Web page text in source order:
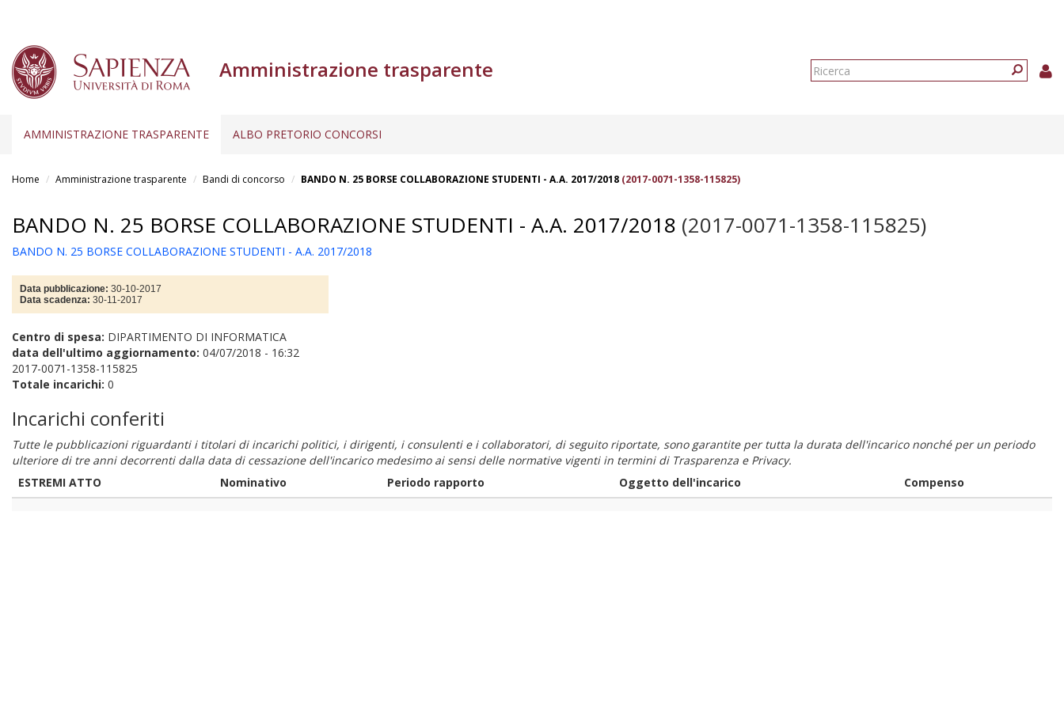
Amministrazione trasparente
Form
AMMINISTRAZIONE TRASPARENTE ALBO PRETORIO CONCORSI
Home Amministrazione trasparente Bandi di concorso BANDO N. 25 BORSE COLLABORAZIONE STUDENTI - A.A. 2017/2018 (2017-0071-1358-115825)
BANDO N. 25 BORSE COLLABORAZIONE STUDENTI - A.A. 2017/2018 (2017-0071-1358-115825)
BANDO N. 25 BORSE COLLABORAZIONE STUDENTI - A.A. 2017/2018
Data pubblicazione: 30-10-2017
Data scadenza: 30-11-2017
Centro di spesa: DIPARTIMENTO DI INFORMATICA
data dell'ultimo aggiornamento: 04/07/2018 - 16:32
2017-0071-1358-115825
Totale incarichi: 0
Incarichi conferiti
Tutte le pubblicazioni riguardanti i titolari di incarichi politici, i dirigenti, i consulenti e i collaboratori, di seguito riportate, sono garantite per tutta la durata dell'incarico nonché per un periodo
ulteriore di tre anni decorrenti dalla data di cessazione dell'incarico medesimo ai sensi delle normative vigenti in termini di Trasparenza e Privacy.
ESTREMI ATTO
Nominativo Periodo rapporto Oggetto dell'incarico Compenso